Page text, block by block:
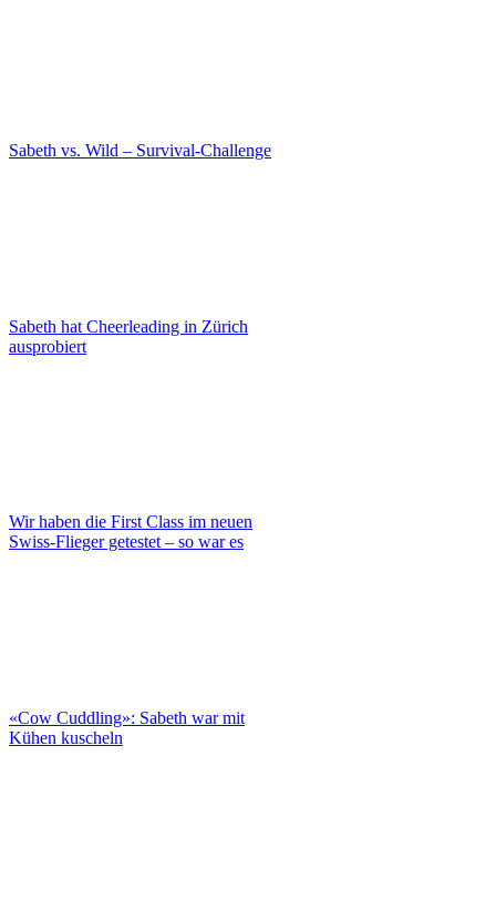
Sabeth vs. Wild – Survival-Challenge
Sabeth hat Cheerleading in Zürich
ausprobiert
Wir haben die First Class im neuen
Swiss-Flieger getestet – so war es
«Cow Cuddling»: Sabeth war mit
Kühen kuscheln